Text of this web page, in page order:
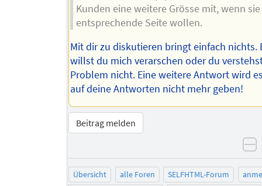
Kunden eine weitere Grösse mit, wenn
entsprechende Seite wollen.
Mit dir zu diskutieren bringt einfach nichts.
willst du mich verarschen oder du
Problem nicht. Eine weitere Antwort wird
auf deine Antworten nicht mehr geben!
Beitrag melden
Übersicht alle Foren SELFHTML-Forum